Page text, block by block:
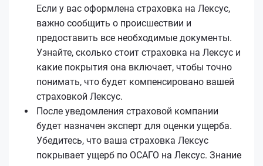
Если у вас оформлена страховка на Лексус,
важно сообщить о происшествии и
предоставить все необходимые документы.
Узнайте, сколько стоит страховка на Лексус и
какие покрытия она включает, чтобы точно
понимать, что будет компенсировано вашей
страховкой Лексус.
После уведомления страховой компании
будет назначен эксперт для оценки ущерба.
Убедитесь, что ваша страховка Лексус
покрывает ущерб по ОСАГО на Лексус. Знание